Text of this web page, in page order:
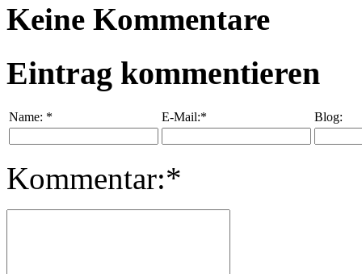
Keine Kommentare
Eintrag kommentieren
Name: * E-Mail:* Blog:
Kommentar:*